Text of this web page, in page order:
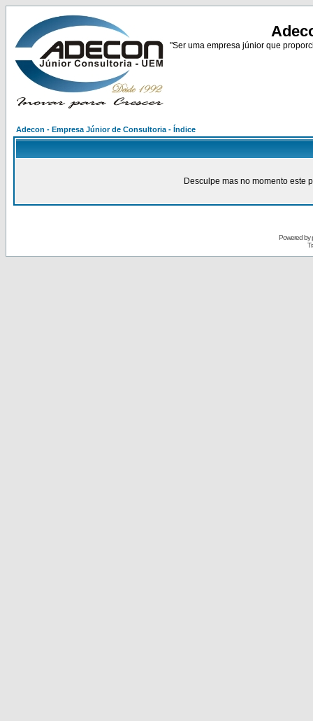
"Ser uma empresa júnior que
Adecon - Empresa Júnior de Consultoria - Índice
Desculpe mas no momento este
Powered by